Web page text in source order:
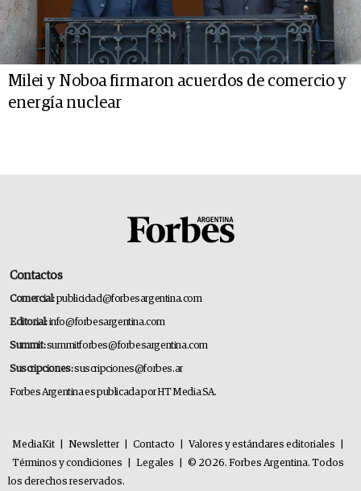
Milei y Noboa firmaron acuerdos de comercio y
energía nuclear
Contactos
Comercial:publicidad@forbesargentina.com
Editorial:info@forbesargentina.com
Summit:summitforbes@forbesargentina.com
Suscripciones:suscripciones@forbes.ar
Forbes Argentina es publicada por HT Media SA.
MediaKit Newsletter Contacto Valores y estándares editoriales
Términos y condiciones
Legales
© 2026. Forbes Argentina. Todos
los derechos reservados.